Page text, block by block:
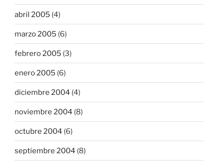
abril 2005 (4)
marzo 2005 (6)
febrero 2005 (3)
enero 2005 (6)
diciembre 2004 (4)
noviembre 2004 (8)
octubre 2004 (6)
septiembre 2004 (8)